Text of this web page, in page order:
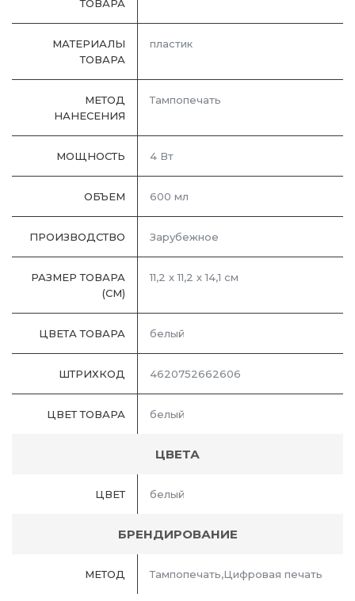
ТОВАРА
МАТЕРИАЛЫ
ТОВАРА
пластик
МЕТОД
НАНЕСЕНИЯ
Тампопечать
МОЩНОСТЬ 4 Вт
ОБЪЕМ 600 мл
ПРОИЗВОДСТВО Зарубежное
РАЗМЕР ТОВАРА
(СМ)
11,2 х 11,2 х 14,1 см
ЦВЕТА ТОВАРА белый
ШТРИХКОД 4620752662606
ЦВЕТ ТОВАРА белый
ЦВЕТА
ЦВЕТ белый
БРЕНДИРОВАНИЕ
МЕТОД Тампопечать,Цифровая печать